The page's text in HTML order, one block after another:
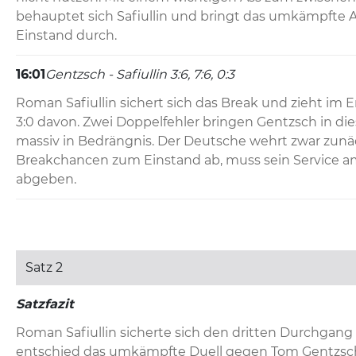
behauptet sich Safiullin und bringt das umkämpfte
Einstand durch.
16:01 Gentzsch - Safiullin 3:6, 7:6, 0:3
Roman Safiullin sichert sich das Break und zieht im
3:0 davon. Zwei Doppelfehler bringen Gentzsch in
massiv in Bedrängnis. Der Deutsche wehrt zwar
Breakchancen zum Einstand ab, muss sein Service
abgeben.
Satz 2
Satzfazit
Roman Safiullin sicherte sich den dritten
entschied das umkämpfte Duell gegen Tom